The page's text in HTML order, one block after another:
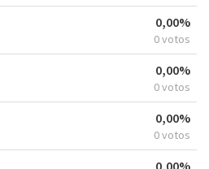
0,00%
0 votos
0,00%
0 votos
0,00%
0 votos
0,00%